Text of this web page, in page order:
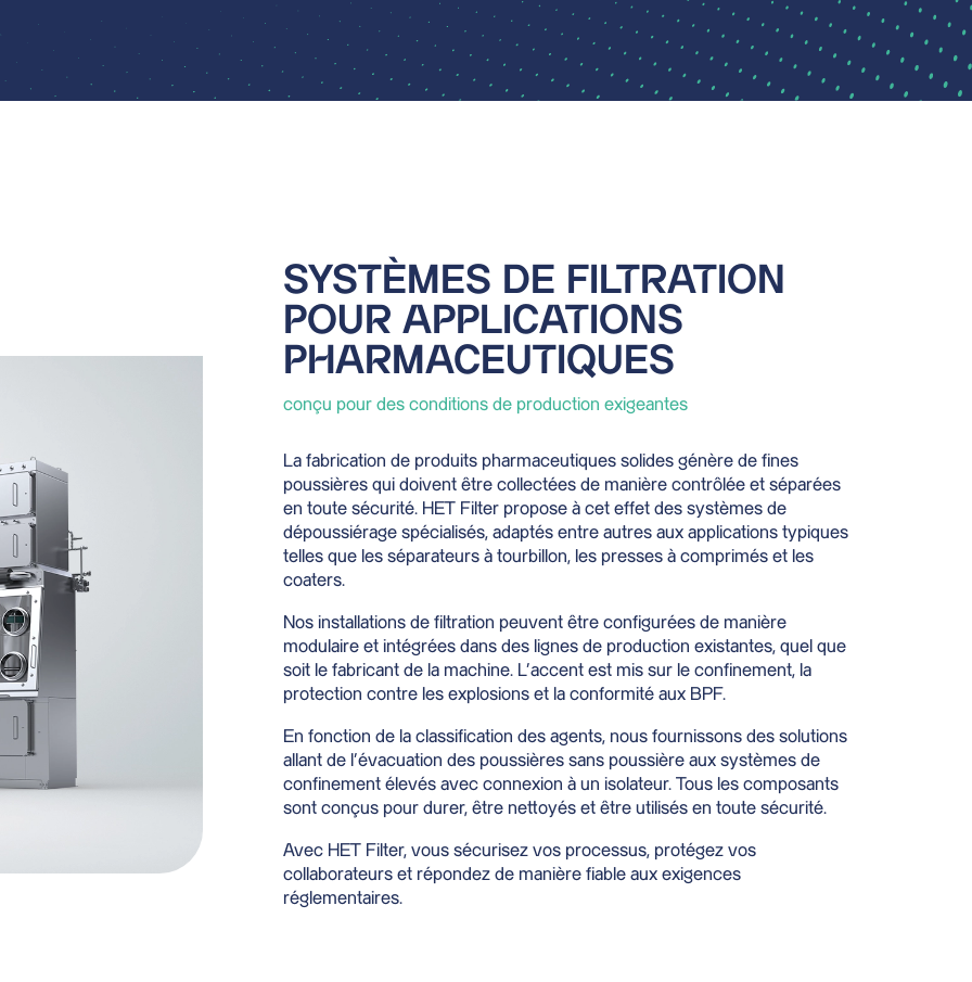
SYSTÈMES DE FILTRATION
POUR APPLICATIONS
PHARMACEUTIQUES
conçu pour des conditions de production exigeantes
La fabrication de produits pharmaceutiques solides génère de fines
poussières qui doivent être collectées de manière contrôlée et séparées
en toute sécurité. HET Filter propose à cet effet des systèmes de
dépoussiérage spécialisés, adaptés entre autres aux applications typiques
telles que les séparateurs à tourbillon, les presses à comprimés et les
coaters.
Nos installations de filtration peuvent être configurées de manière
modulaire et intégrées dans des lignes de production existantes, quel que
soit le fabricant de la machine. L’accent est mis sur le confinement, la
protection contre les explosions et la conformité aux BPF.
En fonction de la classification des agents, nous fournissons des solutions
allant de l’évacuation des poussières sans poussière aux systèmes de
confinement élevés avec connexion à un isolateur. Tous les composants
sont conçus pour durer, être nettoyés et être utilisés en toute sécurité.
Avec HET Filter, vous sécurisez vos processus, protégez vos
collaborateurs et répondez de manière fiable aux exigences
réglementaires.